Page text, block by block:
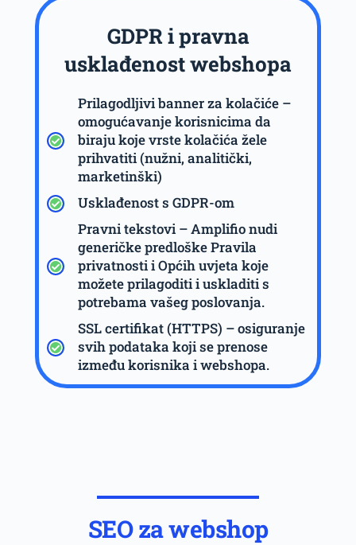
GDPR i pravna
usklađenost webshopa
Prilagodljivi banner za kolačiće –
omogućavanje korisnicima da
biraju koje vrste kolačića žele
prihvatiti (nužni, analitički,
marketinški)
Usklađenost s GDPR-om
Pravni tekstovi – Amplifio nudi
generičke predloške Pravila
privatnosti i Općih uvjeta koje
možete prilagoditi i uskladiti s
potrebama vašeg poslovanja.
SSL certifikat (HTTPS) – osiguranje
svih podataka koji se prenose
između korisnika i webshopa.
SEO za webshop